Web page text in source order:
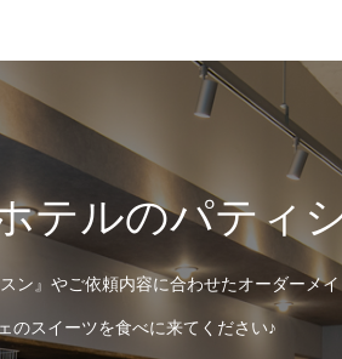
テルのパティ
ン』やご依頼内容に合わせたオーダーメ
のスイーツを食べに来てください♪